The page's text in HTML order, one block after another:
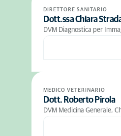
DIRETTORE SANITARIO
Dott.ssa Chiara
DVM Diagnostica per
MEDICO VETERINARIO
Dott. Roberto Pirola
DVM Medicina Generale,